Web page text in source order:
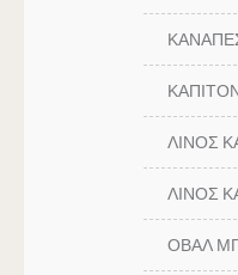
ΛΙΝΟΣ
ΛΙΝΟΣ
ΟΒΑΛ